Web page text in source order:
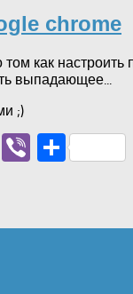
chrome
как
выпадающее...
;)
Telegram
Viber